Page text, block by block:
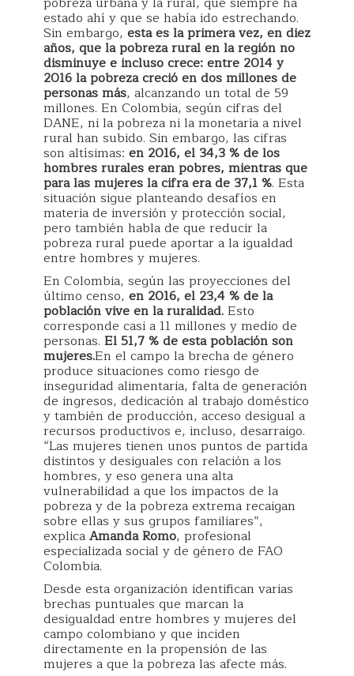
estado ahí y que se había ido estrechando.
Sin embargo, esta es la primera vez, en diez
años, que la pobreza rural en la región no
disminuye e incluso crece: entre 2014 y
2016 la pobreza creció en dos millones de
personas más, alcanzando un total de 59
millones. En Colombia, según cifras del
DANE, ni la pobreza ni la monetaria a nivel
rural han subido. Sin embargo, las cifras
son altísimas: en 2016, el 34,3 % de los
hombres rurales eran pobres, mientras que
para las mujeres la cifra era de 37,1 %. Esta
situación sigue planteando desafíos en
materia de inversión y protección social,
pero también habla de que reducir la
pobreza rural puede aportar a la igualdad
entre hombres y mujeres.
En Colombia, según las proyecciones del
último censo, en 2016, el 23,4 % de la
población vive en la ruralidad.Esto
corresponde casi a 11 millones y medio de
personas. El 51,7 % de esta población son
mujeres.En el campo la brecha de género
produce situaciones como riesgo de
inseguridad alimentaria, falta de generación
de ingresos, dedicación al trabajo doméstico
y también de producción, acceso desigual a
recursos productivos e, incluso, desarraigo.
“Las mujeres tienen unos puntos de partida
distintos y desiguales con relación a los
hombres, y eso genera una alta
vulnerabilidad a que los impactos de la
pobreza y de la pobreza extrema recaigan
sobre ellas y sus grupos familiares”,
explicaAmanda Romo, profesional
especializada social y de género de FAO
Colombia.
Desde esta organización identifican varias
brechas puntuales que marcan la
desigualdad entre hombres y mujeres del
campo colombiano y que inciden
directamente en la propensión de las
mujeres a que la pobreza las afecte más.